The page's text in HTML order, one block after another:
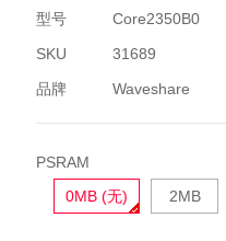
型号
Core2350B0
SKU
31689
品牌
Waveshare
PSRAM
0MB (无)
2MB